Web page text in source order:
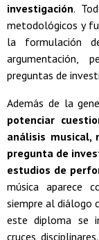
investigación.
metodológicos y
la formulación
argumentación,
preguntas de
Además de la
potenciar
análisis musical,
pregunta de
estudios de
música aparece
siempre al diálogo
este diploma se
cruces